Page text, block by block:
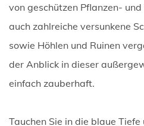
von geschützen Pflanzen-
auch zahlreiche versunkene
sowie Höhlen und Ruinen
der Anblick in dieser
einfach zauberhaft.
Tauchen Sie in die blaue